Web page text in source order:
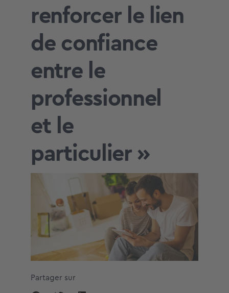
renforcer le lien
de confiance
entre le
professionnel
et le
particulier »
Partager sur